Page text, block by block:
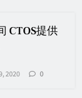
CTOS提供
2020 0